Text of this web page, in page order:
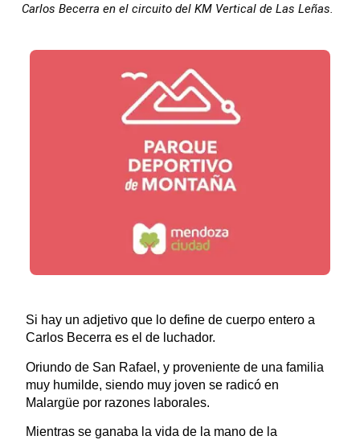
Carlos Becerra en el circuito del KM Vertical de Las Leñas.
Si hay un adjetivo que lo define de cuerpo entero a
Carlos Becerra es el de luchador.
Oriundo de San Rafael, y proveniente de una familia
muy humilde, siendo muy joven se radicó en
Malargüe por razones laborales.
Mientras se ganaba la vida de la mano de la